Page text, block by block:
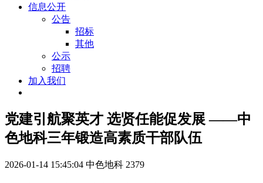
信息公开
公告
招标
其他
公示
招聘
加入我们
党建引航聚英才 选贤任能促发展 ——中
色地科三年锻造高素质干部队伍
2026-01-14 15:45:04 中色地科 2379